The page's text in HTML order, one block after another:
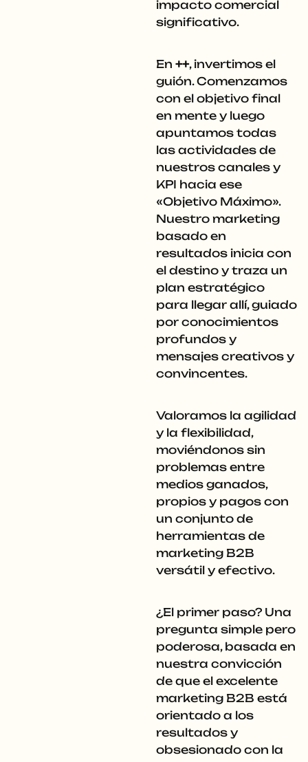
impacto comercial
significativo.
En ++, invertimos el
guión. Comenzamos
con el objetivo final
en mente y luego
apuntamos todas
las actividades de
nuestros canales y
KPI hacia ese
«Objetivo Máximo».
Nuestro marketing
basado en
resultados inicia con
el destino y traza un
plan estratégico
para llegar allí, guiado
por conocimientos
profundos y
mensajes creativos y
convincentes.
Valoramos la agilidad
y la flexibilidad,
moviéndonos sin
problemas entre
medios ganados,
propios y pagos con
un conjunto de
herramientas de
marketing B2B
versátil y efectivo.
¿El primer paso? Una
pregunta simple pero
poderosa, basada en
nuestra convicción
de que el excelente
marketing B2B está
orientado a los
resultados y
obsesionado con la